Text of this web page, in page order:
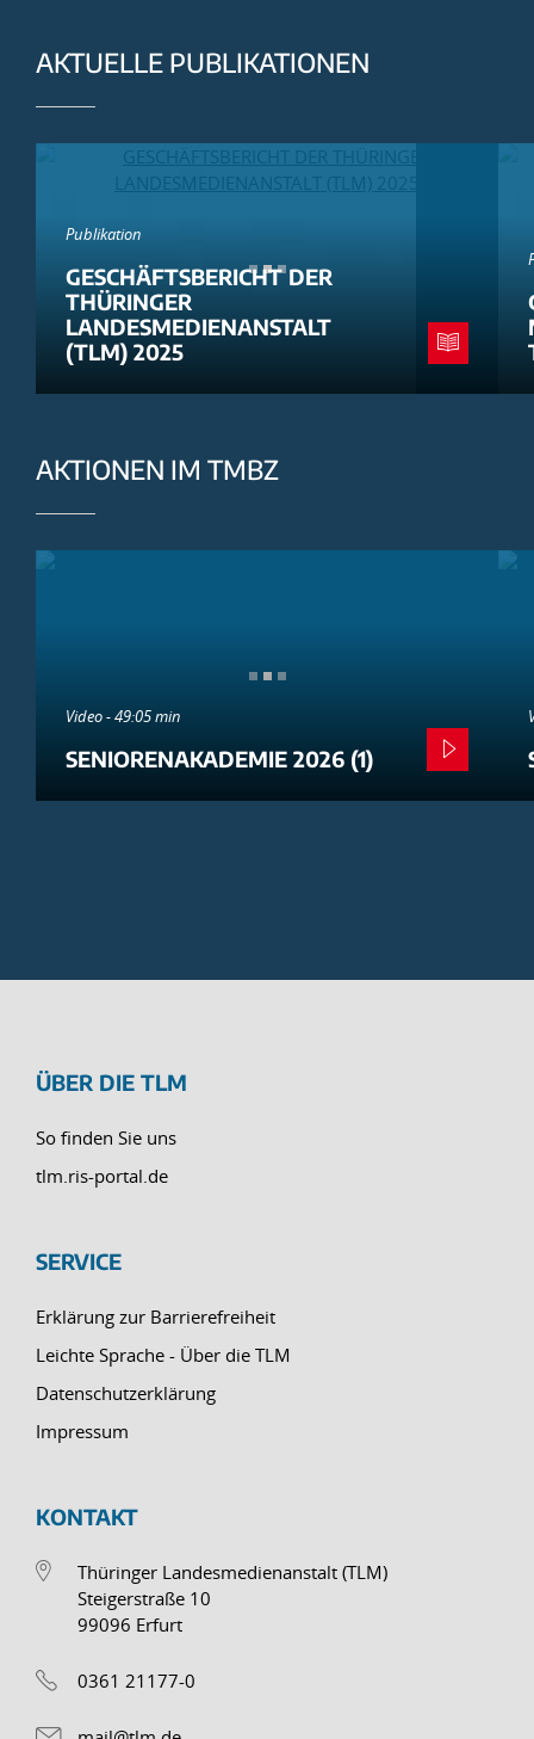
AKTUELLE PUBLIKATIONEN
Publikation
GESCHÄFTSBERICHT DER
THÜRINGER
LANDESMEDIENANSTALT
(TLM) 2025
AKTIONEN IM TMBZ
Video - 49:05 min
SENIORENAKADEMIE 2026 (1)
ÜBER DIE TLM
So finden Sie uns
tlm.ris-portal.de
SERVICE
Erklärung zur Barrierefreiheit
Leichte Sprache - Über die TLM
Datenschutzerklärung
Impressum
KONTAKT
Thüringer Landesmedienanstalt (TLM)
Steigerstraße 10
99096 Erfurt
0361 21177-0